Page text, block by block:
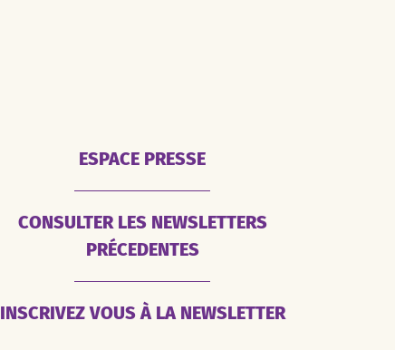
ESPACE PRESSE
CONSULTER LES NEWSLETTERS
PRÉCEDENTES
INSCRIVEZ VOUS À LA NEWSLETTER